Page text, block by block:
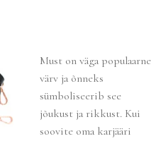
Must on väga populaarne
värv ja õnneks
sümboliseerib see
jõukust ja rikkust. Kui
soovite oma karjääri